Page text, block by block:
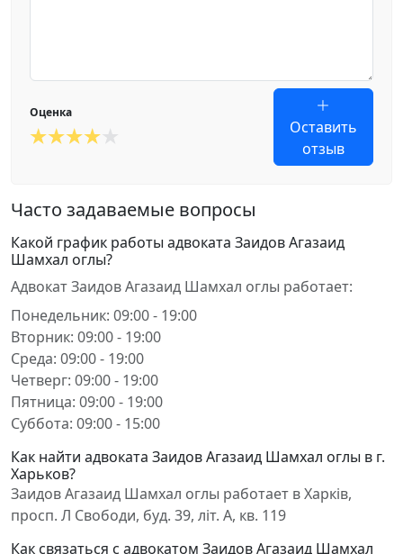
Оценка
Оставить
отзыв
Часто задаваемые вопросы
Какой график работы адвоката Заидов Агазаид
Шамхал оглы?
Адвокат Заидов Агазаид Шамхал оглы работает:
Понедельник: 09:00 - 19:00
Вторник: 09:00 - 19:00
Среда: 09:00 - 19:00
Четверг: 09:00 - 19:00
Пятница: 09:00 - 19:00
Суббота: 09:00 - 15:00
Как найти адвоката Заидов Агазаид Шамхал оглы в г.
Харьков?
Заидов Агазаид Шамхал оглы работает в Харків,
просп. Л Свободи, буд. 39, літ. А, кв. 119
Как связаться с адвокатом Заидов Агазаид Шамхал